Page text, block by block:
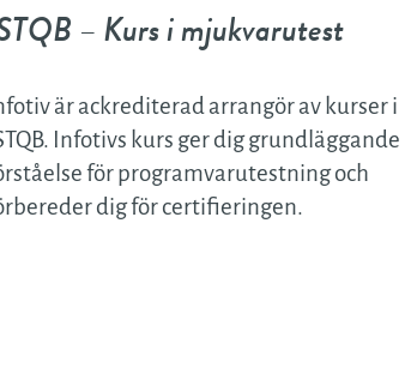
– Kurs i mjukvarutest
är ackrediterad arrangör av kurser i
Infotivs kurs ger dig grundläggande
för programvarutestning och
dig för certifieringen.